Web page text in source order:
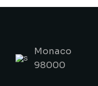
Monaco
98000